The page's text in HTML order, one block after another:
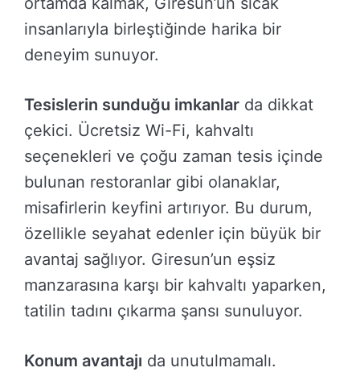
insanlarıyla birleştiğinde harika bir
deneyim sunuyor.
Tesislerin sunduğu imkanlar da dikkat
çekici. Ücretsiz Wi-Fi, kahvaltı
seçenekleri ve çoğu zaman tesis içinde
bulunan restoranlar gibi olanaklar,
misafirlerin keyfini artırıyor. Bu durum,
özellikle seyahat edenler için büyük bir
avantaj sağlıyor. Giresun’un eşsiz
manzarasına karşı bir kahvaltı yaparken,
tatilin tadını çıkarma şansı sunuluyor.
Konum avantajı da unutulmamalı.